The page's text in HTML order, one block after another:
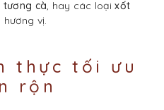
tương cà, hay các loạixốt
vị.
thực tối ưu
rộn